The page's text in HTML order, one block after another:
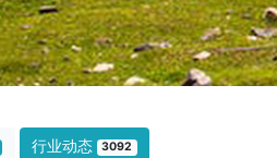
行业动态 3092